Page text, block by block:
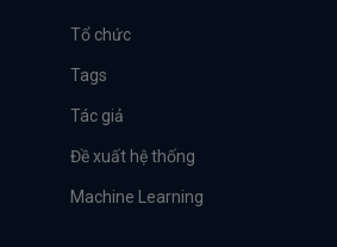
Tổ chức
Tags
Tác giả
Đề xuất hệ thống
Machine Learning